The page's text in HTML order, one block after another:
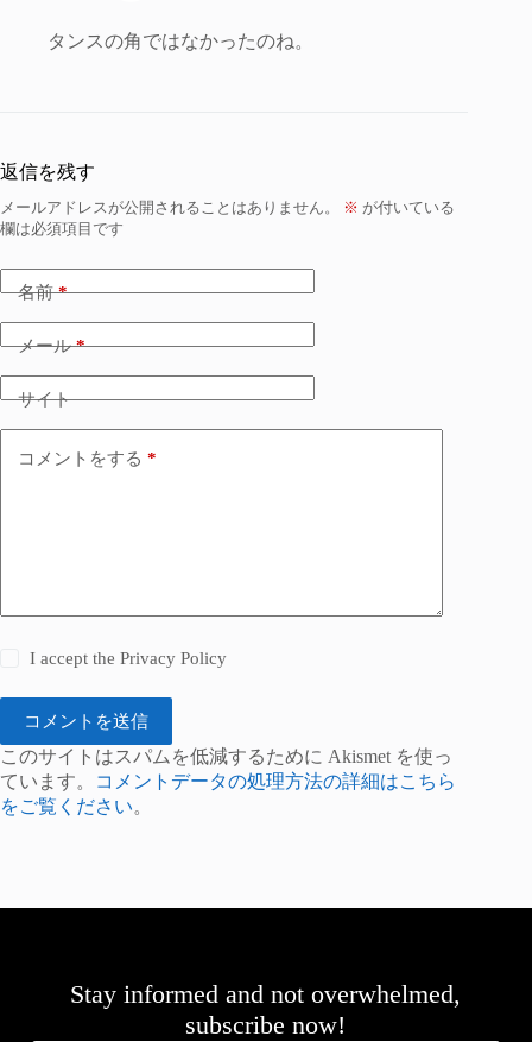
タンスの角ではなかったのね。
返信を残す
メールアドレスが公開されることはありません。 ※ が付いている
欄は必須項目です
名前*
メール*
サイト
コメントをする *
I accept thePrivacy Policy
コメントを送信
このサイトはスパムを低減するために Akismet を使っ
ています。
コメントデータの処理方法の詳細はこちら
をご覧ください。
Stay informed and not overwhelmed,
subscribe now!